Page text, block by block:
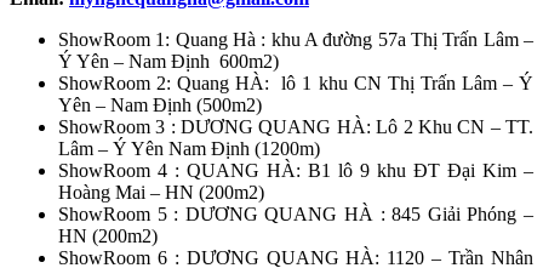
ShowRoom 1: Quang Hà : khu A đường 57a Thị Trấn Lâm –
Ý Yên – Nam Định 600m2)
ShowRoom 2: Quang HÀ: lô 1 khu CN Thị Trấn Lâm – Ý
Yên – Nam Định (500m2)
ShowRoom 3 : DƯƠNG QUANG HÀ: Lô 2 Khu CN – TT.
Lâm – Ý Yên Nam Định (1200m)
ShowRoom 4 : QUANG HÀ: B1 lô 9 khu ĐT Đại Kim –
Hoàng Mai – HN (200m2)
ShowRoom 5 : DƯƠNG QUANG HÀ : 845 Giải Phóng –
HN (200m2)
ShowRoom 6 : DƯƠNG QUANG HÀ: 1120 – Trần Nhân